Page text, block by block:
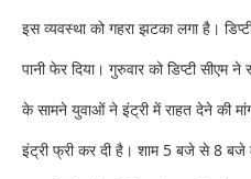
इस व्यवस्था को गहरा झटका लगा है।
पानी फेर दिया। गुरुवार को डिप्टी सीएम
के सामने युवाओं ने इंट्री में राहत देने की
इंट्री फ्री कर दी है। शाम 5 बजे से 8 बजे